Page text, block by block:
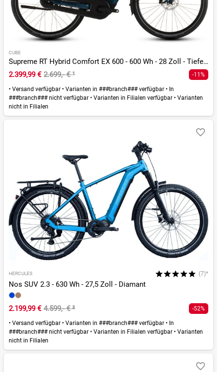
CUBE
Supreme RT Hybrid Comfort EX 600 - 600 Wh - 28 Zoll - Tiefeinsteiger - 2026
2.399,99 € 2.699,- €¹ -11%
• Versand verfügbar • Varianten in ###branch### verfügbar • In
###branch### nicht verfügbar • Varianten in Filialen verfügbar • Varianten
nicht in Filialen
HERCULES (7)*
Nos SUV 2.3 - 630 Wh - 27,5 Zoll - Diamant
2.199,99 € 4.599,- €² -52%
• Versand verfügbar • Varianten in ###branch### verfügbar • In
###branch### nicht verfügbar • Varianten in Filialen verfügbar • Varianten
nicht in Filialen